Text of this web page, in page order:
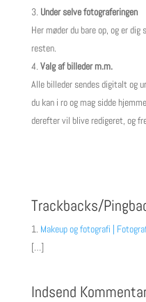
Under selve fotograferingen
Her møder du bare op, og er
resten.
Valg af billeder m.m.
Alle billeder sendes digitalt og
du kan i ro og mag sidde
derefter vil blive redigeret, og
Trackbacks/
Makeup og fotografi |
[…]
Indsend